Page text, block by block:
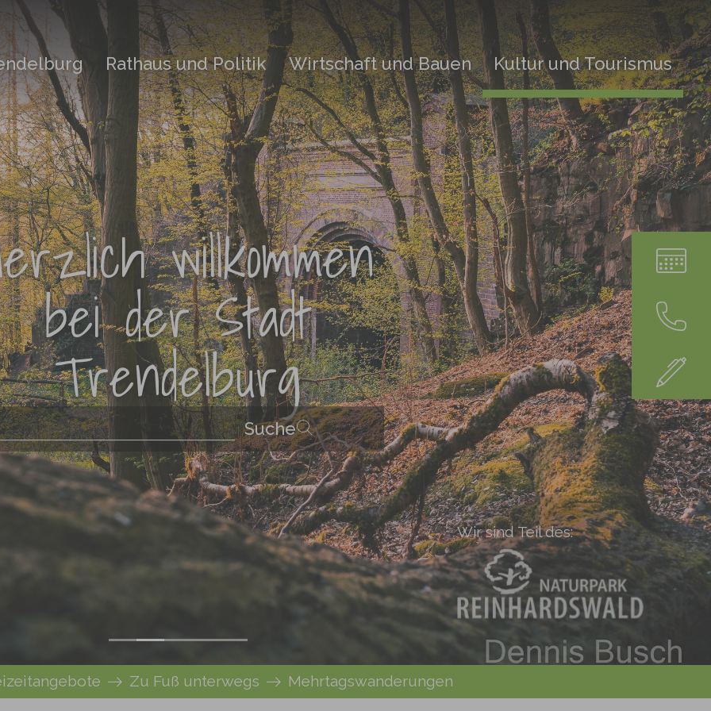
Rathaus und Politik Wirtschaft und Bauen Kultur und Tourismus
willkommen
bei der Stadt
Trendelburg
Wir sind Teil des:
Zu Fuß unterwegs Mehrtagswanderungen